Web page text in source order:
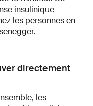
insulinique
les personnes en
directement
les